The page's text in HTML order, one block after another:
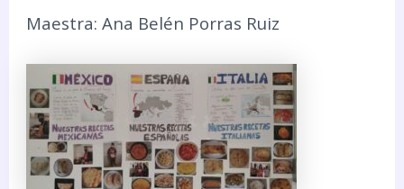
Maestra: Ana Belén Porras Ruiz